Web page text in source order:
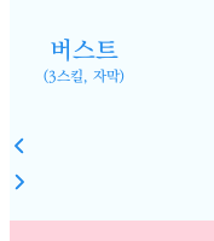
버스트
(3스킬, 자막)